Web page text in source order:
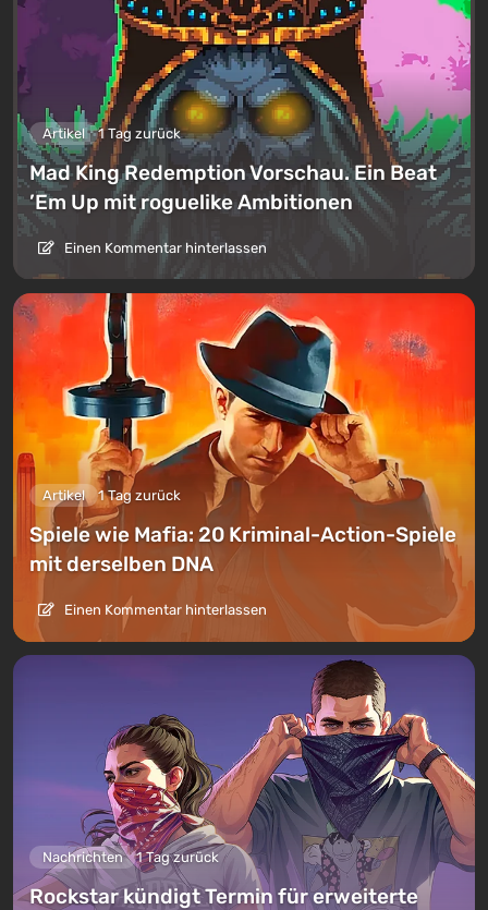
Artikel 1 Tag zurück
Mad King Redemption Vorschau. Ein Beat
’Em Up mit roguelike Ambitionen
Einen Kommentar hinterlassen
Artikel 1 Tag zurück
Spiele wie Mafia: 20 Kriminal-Action-Spiele
mit derselben DNA
Einen Kommentar hinterlassen
Nachrichten 1 Tag zurück
Rockstar kündigt Termin für erweiterte